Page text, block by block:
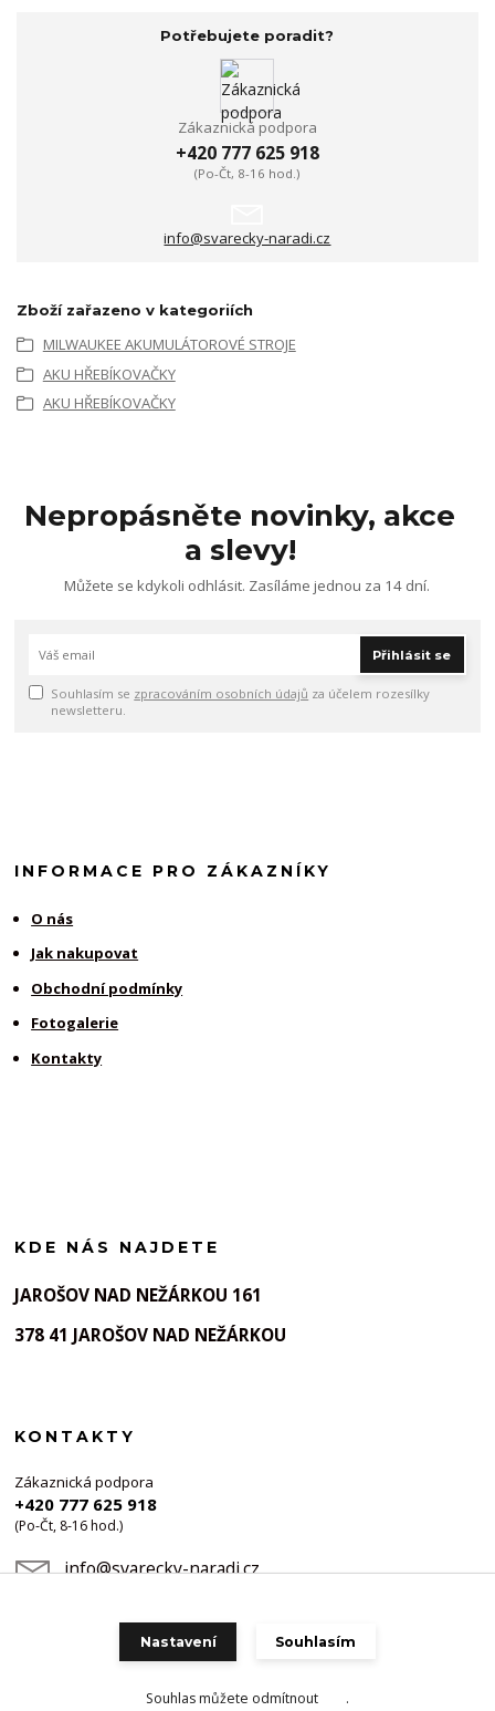
Potřebujete poradit?
Zákaznická podpora
+420 777 625 918
(Po-Čt, 8-16 hod.)
info@svarecky-naradi.cz
Zboží zařazeno v kategoriích
MILWAUKEE AKUMULÁTOROVÉ STROJE
AKU HŘEBÍKOVAČKY
AKU HŘEBÍKOVAČKY
Nepropásněte novinky, akce
a slevy!
Můžete se kdykoli odhlásit. Zasíláme jednou za 14 dní.
Přihlásit se
Souhlasím se zpracováním osobních údajů za účelem rozesílky
newsletteru.
INFORMACE PRO ZÁKAZNÍKY
O nás
Jak nakupovat
Obchodní podmínky
Fotogalerie
Kontakty
KDE NÁS NAJDETE
JAROŠOV NAD NEŽÁRKOU 161
378 41 JAROŠOV NAD NEŽÁRKOU
KONTAKTY
Zákaznická podpora
+420 777 625 918
(Po-Čt, 8-16 hod.)
info@svarecky-naradi.cz
Vytvořeno na Eshop-rychle.cz
Nastavení Souhlasím
Souhlas můžete odmítnout .